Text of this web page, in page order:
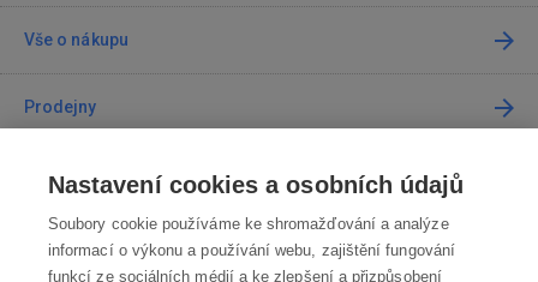
Vše o nákupu
Prodejny
Kontakt
Kontaktujte nás
Nastavení cookies a osobních údajů
Soubory cookie používáme ke shromažďování a analýze
informací o výkonu a používání webu, zajištění fungování
funkcí ze sociálních médií a ke zlepšení a přizpůsobení